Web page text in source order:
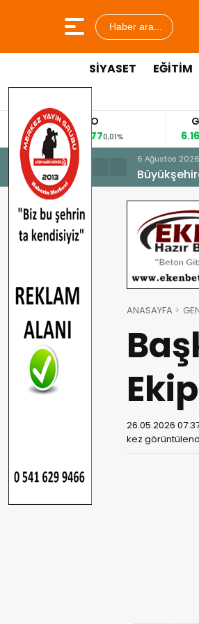
Haber ara...
SİYASET EĞİTİM
EURO
53,84770,01%
GRAM
6.168,06
6 Ağustos
ANASAYFA
26.05.2026
kez